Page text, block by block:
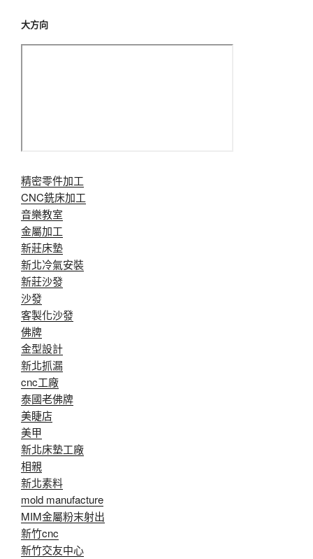
大方向
精密零件加工
CNC銑床加工
音樂教室
金屬加工
新莊床墊
新北冷氣安裝
新莊沙發
沙發
客製化沙發
佛牌
金型設計
新北抓漏
cnc工廠
泰國老佛牌
美睫店
美甲
新北床墊工廠
相親
新北素料
mold manufacture
MIM金屬粉末射出
新竹cnc
新竹交友中心